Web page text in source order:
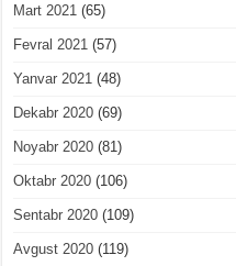
Mart 2021 (65)
Fevral 2021 (57)
Yanvar 2021 (48)
Dekabr 2020 (69)
Noyabr 2020 (81)
Oktabr 2020 (106)
Sentabr 2020 (109)
Avgust 2020 (119)